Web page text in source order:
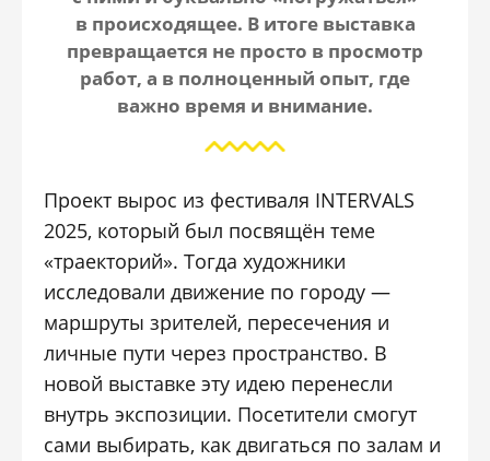
в происходящее. В итоге выставка
превращается не просто в просмотр
работ, а в полноценный опыт, где
важно время и внимание.
Проект вырос из фестиваля INTERVALS
2025, который был посвящён теме
«траекторий». Тогда художники
исследовали движение по городу —
маршруты зрителей, пересечения и
личные пути через пространство. В
новой выставке эту идею перенесли
внутрь экспозиции. Посетители смогут
сами выбирать, как двигаться по залам и